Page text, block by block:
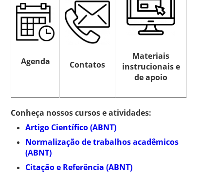
Agenda Contatos
Materiais
instrucionais e
de apoio
Conheça nossos cursos e atividades:
Artigo Científico (ABNT)
Normalização de trabalhos acadêmicos
(ABNT)
Citação e Referência (ABNT)